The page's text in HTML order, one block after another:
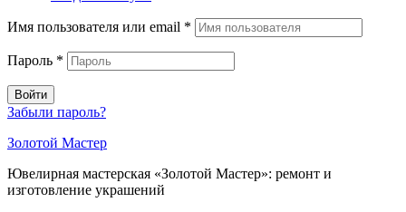
Имя пользователя или email *
Пароль *
Войти
Забыли пароль?
Золотой Мастер
Ювелирная мастерская «Золотой Мастер»: ремонт и
изготовление украшений